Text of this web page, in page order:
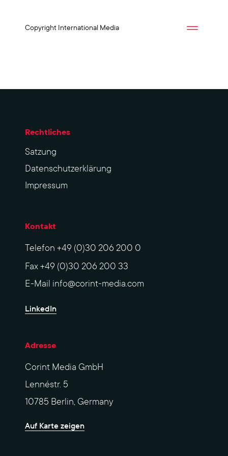
Copyright International Media
Rechtliches
Sat­zung
Datenschutzerklärung
Impres­sum
Kontakt
Telefon +49 (0)30 206 200 0
Fax+49 (0)30 206 200 33
E-Mail info@corint-media.com
LinkedIn
Adresse
Corint Media GmbH
Lennéstr. 5
10785 Berlin, Germany
Auf Karte zeigen